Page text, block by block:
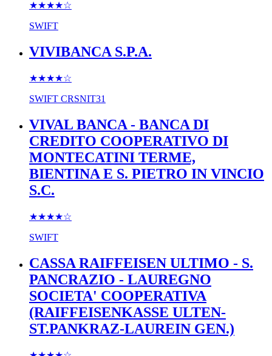
★★★★☆
SWIFT
VIVIBANCA S.P.A.
★★★★☆
SWIFT CRSNIT31
VIVAL BANCA - BANCA DI
CREDITO COOPERATIVO DI
MONTECATINI TERME,
BIENTINA E S. PIETRO IN VINCIO
S.C.
★★★★☆
SWIFT
CASSA RAIFFEISEN ULTIMO - S.
PANCRAZIO - LAUREGNO
SOCIETA' COOPERATIVA
(RAIFFEISENKASSE ULTEN-
ST.PANKRAZ-LAUREIN GEN.)